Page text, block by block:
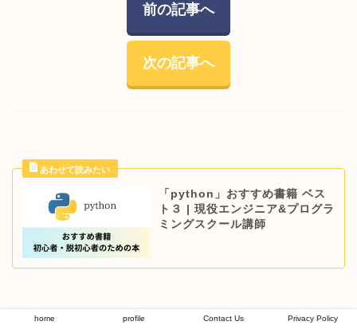
前の記事へ
次の記事へ
「python」おすすめ書籍 ベス
ト３ | 現役エンジニア&プログラ
ミングスクール講師
home profile Contact Us Privacy Policy